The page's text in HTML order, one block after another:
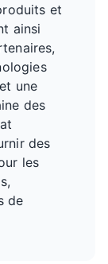
et
ainsi
une
des
des
les
de